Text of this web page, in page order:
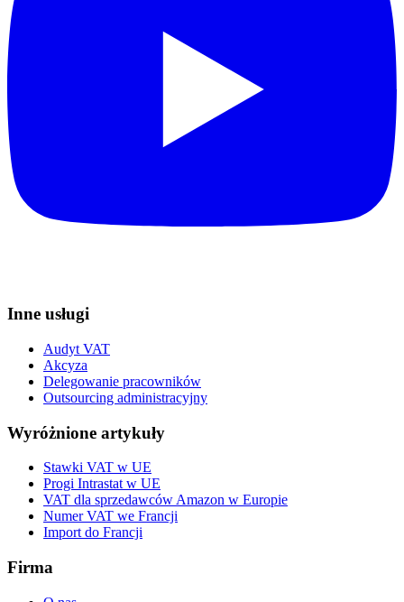
Inne usługi
Audyt VAT
Akcyza
Delegowanie pracowników
Outsourcing administracyjny
Wyróżnione artykuły
Stawki VAT w UE
Progi Intrastat w UE
VAT dla sprzedawców Amazon w Europie
Numer VAT we Francji
Import do Francji
Firma